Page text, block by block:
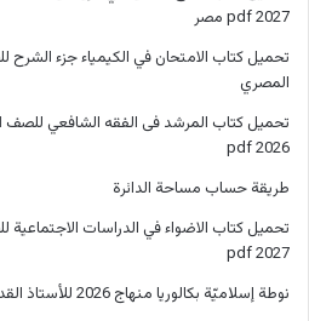
2027 pdf مصر
المصري
تحميل كتاب المرشد فى الفقه الشافعي للصف
2026 pdf
طريقة حساب مساحة الدائرة
تحميل كتاب الاضواء في الدراسات الاجتماعية
2027 pdf
نوطة إسلاميّة بكالوريا منهاج 2026 للأستاذ القدير هُمام حَمدان المنهاج السوري